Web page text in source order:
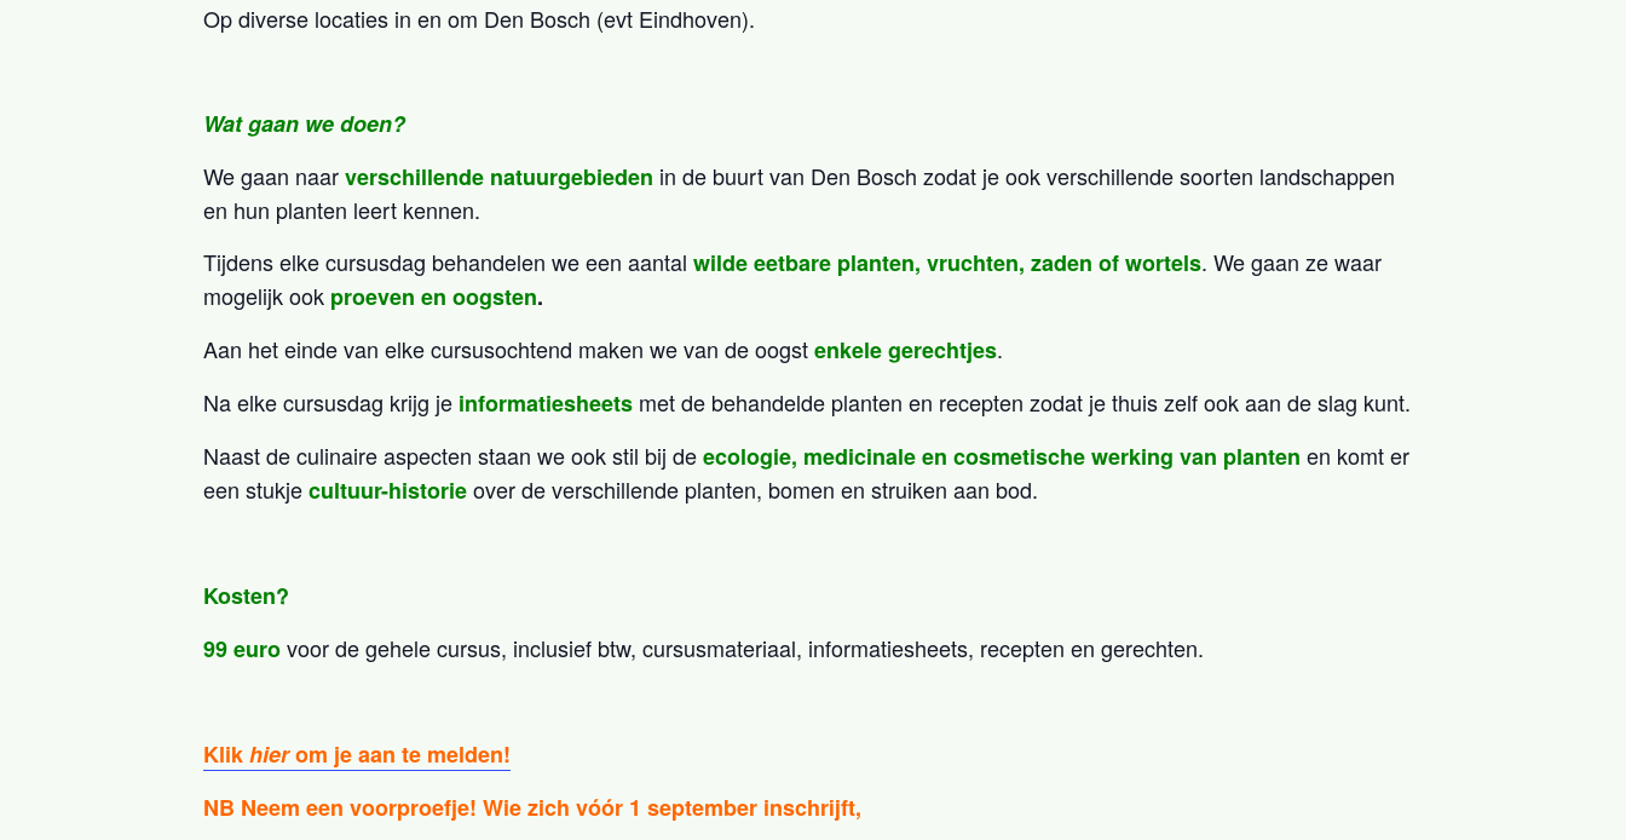
Op diverse locaties in en om Den Bosch (evt Eindhoven).
Wat gaan we doen?
We gaan naarverschillende natuurgebieden in de buurt van Den Bosch zodat je ook verschillende soorten landschappen
en hun planten leert kennen.
Tijdens elke cursusdag behandelen we een aantal wilde eetbare planten, vruchten, zaden of wortels. We gaan ze waar
mogelijk ook proeven en oogsten.
Aan het einde van elke cursusochtend maken we van de oogstenkele gerechtjes.
Na elke cursusdag krijg je informatiesheets met de behandelde planten en recepten zodat je thuis zelf ook aan de slag kunt.
Naast de culinaire aspecten staan we ook stil bij deecologie, medicinale en cosmetische werking van planten en komt er
een stukjecultuur-historieover de verschillende planten, bomen en struiken aan bod.
Kosten?
99 eurovoor de gehele cursus, inclusief btw, cursusmateriaal, informatiesheets, recepten en gerechten.
Klikhierom je aan te melden!
NB Neem een voorproefje! Wie zich vóór 1 september inschrijft,